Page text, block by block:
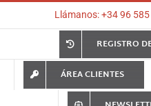
Llámanos: +34 96
REGISTRO
ÁREA CLIENTES